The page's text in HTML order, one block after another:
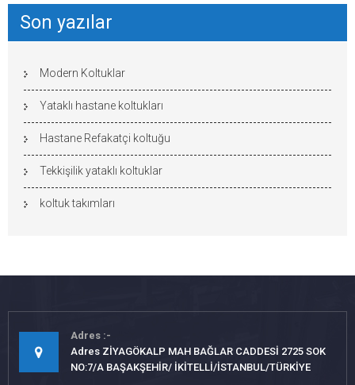
Son yazılar
Modern Koltuklar
Yataklı hastane koltukları
Hastane Refakatçi koltuğu
Tekkişilik yataklı koltuklar
koltuk takımları
Adres
Adres ZİYAGÖKALP MAH BAĞLAR CADDESİ 2725 SOK
NO:7/A BAŞAKŞEHİR/ İKİTELLİ/İSTANBUL/TÜRKİYE